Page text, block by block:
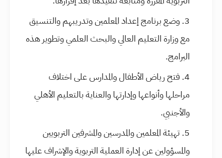
وضع برنامج إعداد المعلمين وتدريبهم والتنسيق
مع وزارة التعليم العالي والبحث العلمي وتطوير هذه
البرامج.
فتح رياض الأطفال والمدارس على اختلاف
مراحلها وأنواعها وإدارتها والعناية بالتعليم الأهلي
والأجنبي.
تهيئة المعلمين والمدرسين والمشرفين التربويين
والمسؤولين عن إدارة العملية التربوية والإشراف عليها